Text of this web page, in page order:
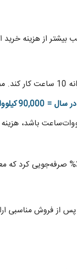
از هزینه خرید
از فروش مناسبی